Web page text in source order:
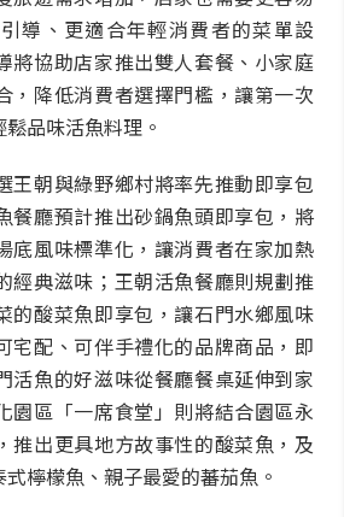
導、更適合年輕消費者的菜單設
將協助店家推出雙人套餐、小家庭
，降低消費者選擇門檻，讓第一次
品味活魚料理。
王朝與綠野鄉村將率先推動即享包
餐廳預計推出砂鍋魚頭即享包，將
底風味標準化，讓消費者在家加熱
經典滋味；王朝活魚餐廳則規劃推
的酸菜魚即享包，讓石門水鄉風味
宅配、可伴手禮化的品牌商品，即
活魚的好滋味從餐廳餐桌延伸到家
園區「一席食堂」則將結合園區永
推出更具地方故事性的酸菜魚，及
檸檬魚、親子最愛的蕃茄魚。